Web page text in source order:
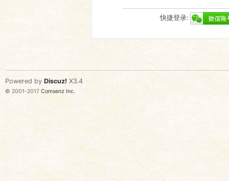
快捷登录:
Powered by Discuz! X3.4
© 2001-2017 Comsenz Inc.